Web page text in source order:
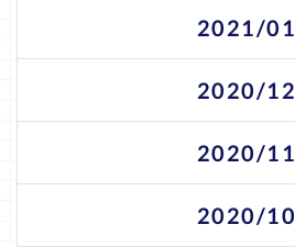
2021/01
2020/12
2020/11
2020/10